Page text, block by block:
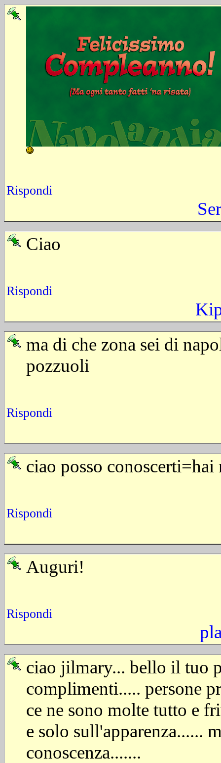
Rispondi
Ciao
Rispondi
ma di che zona sei di
pozzuoli
Rispondi
ciao posso conoscerti=hai
Rispondi
Auguri!
Rispondi
ciao jilmary... bello il tuo
complimenti..... persone
ce ne sono molte tutto e
e solo sull'apparenza......
conoscenza.......